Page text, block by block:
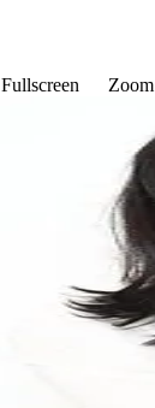
Fullscreen Zoom